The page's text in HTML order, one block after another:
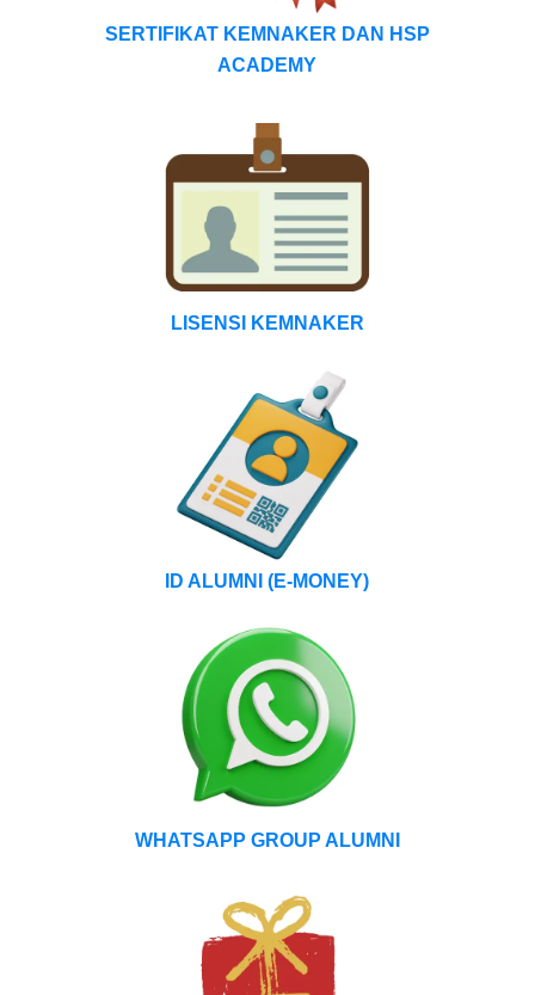
SERTIFIKAT KEMNAKER DAN HSP
ACADEMY
LISENSI KEMNAKER
ID ALUMNI(E-MONEY)
WHATSAPP GROUP ALUMNI